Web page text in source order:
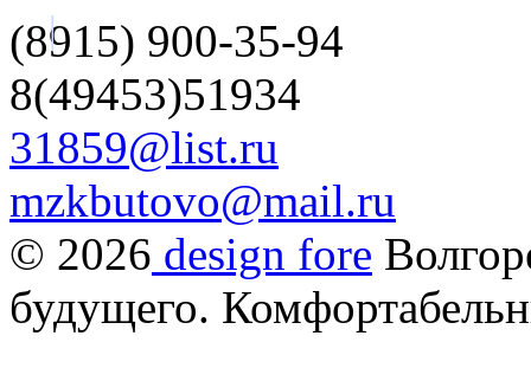
|
(8915) 900-35-94
8(49453)51934
31859@list.ru
mzkbutovo@mail.ru
© 2026 design fore
будущего.